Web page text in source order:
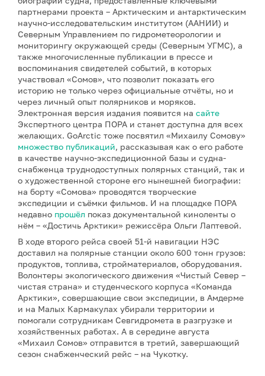
партнерами проекта – Арктическим и антарктическим
научно‑исследовательским институтом (ААНИИ) и
Северным Управлением по гидрометеорологии и
мониторингу окружающей среды (Северным УГМС), а
также многочисленные публикации в прессе и
воспоминания свидетелей событий, в которых
участвовал «Сомов», что позволит показать его
историю не только через официальные отчёты, но и
через личный опыт полярников и моряков.
Электронная версия издания появится на сайте
Экспертного центра ПОРА и станет доступна для всех
желающих. GoArctic тоже посвятил «Михаилу Сомову»
множество публикаций, рассказывая как о его работе
в качестве научно-экспедиционной базы и судна-
снабженца труднодоступных полярных станций, так и
о художественной стороне его нынешней биографии:
на борту «Сомова» проводятся творческие
экспедиции и съёмки фильмов. И на площадке ПОРА
недавно прошёл показ документальной киноленты о
нём – «Достичь Арктики» режиссёра Ольги Лаптевой.
В ходе второго рейса своей 51-й навигации НЭС
доставил на полярные станции около 600 тонн грузов:
продуктов, топлива, стройматериалов, оборудования.
Волонтеры экологического движения «Чистый Север –
чистая страна» и студенческого корпуса «Команда
Арктики», совершающие свои экспедиции, в Амдерме
и на Малых Кармакулах убирали территории и
помогали сотрудникам Севгидромета в разгрузке и
хозяйственных работах. А в середине августа
«Михаил Сомов» отправится в третий, завершающий
сезон снабженческий рейс – на Чукотку.